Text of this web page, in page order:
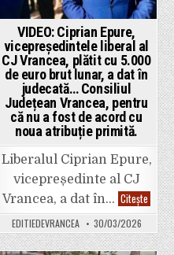
VIDEO: Ciprian Epure,
vicepreședintele liberal al
CJ Vrancea, plătit cu 5.000
de euro brut lunar, a dat în
judecată… Consiliul
Județean Vrancea, pentru
că nu a fost de acord cu
noua atribuție primită.
Liberalul Ciprian Epure,
vicepreședinte al CJ
Vrancea, a dat în… Citește VIDEO:
Epure,
liberal
al
EDITIEDEVRANCEA 30/03/2026